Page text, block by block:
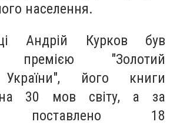
населення.
Андрій Курков був
премією "Золотий
його книги
на 30 мов світу, а за
поставлено 18